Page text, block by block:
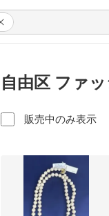
自由区 ファ
販売中のみ表示